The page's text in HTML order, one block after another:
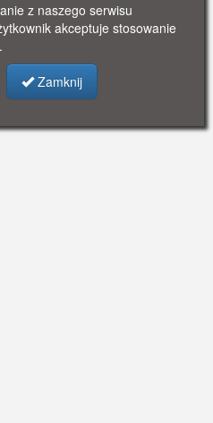
z naszego serwisu
akceptuje stosowanie
Zamknij